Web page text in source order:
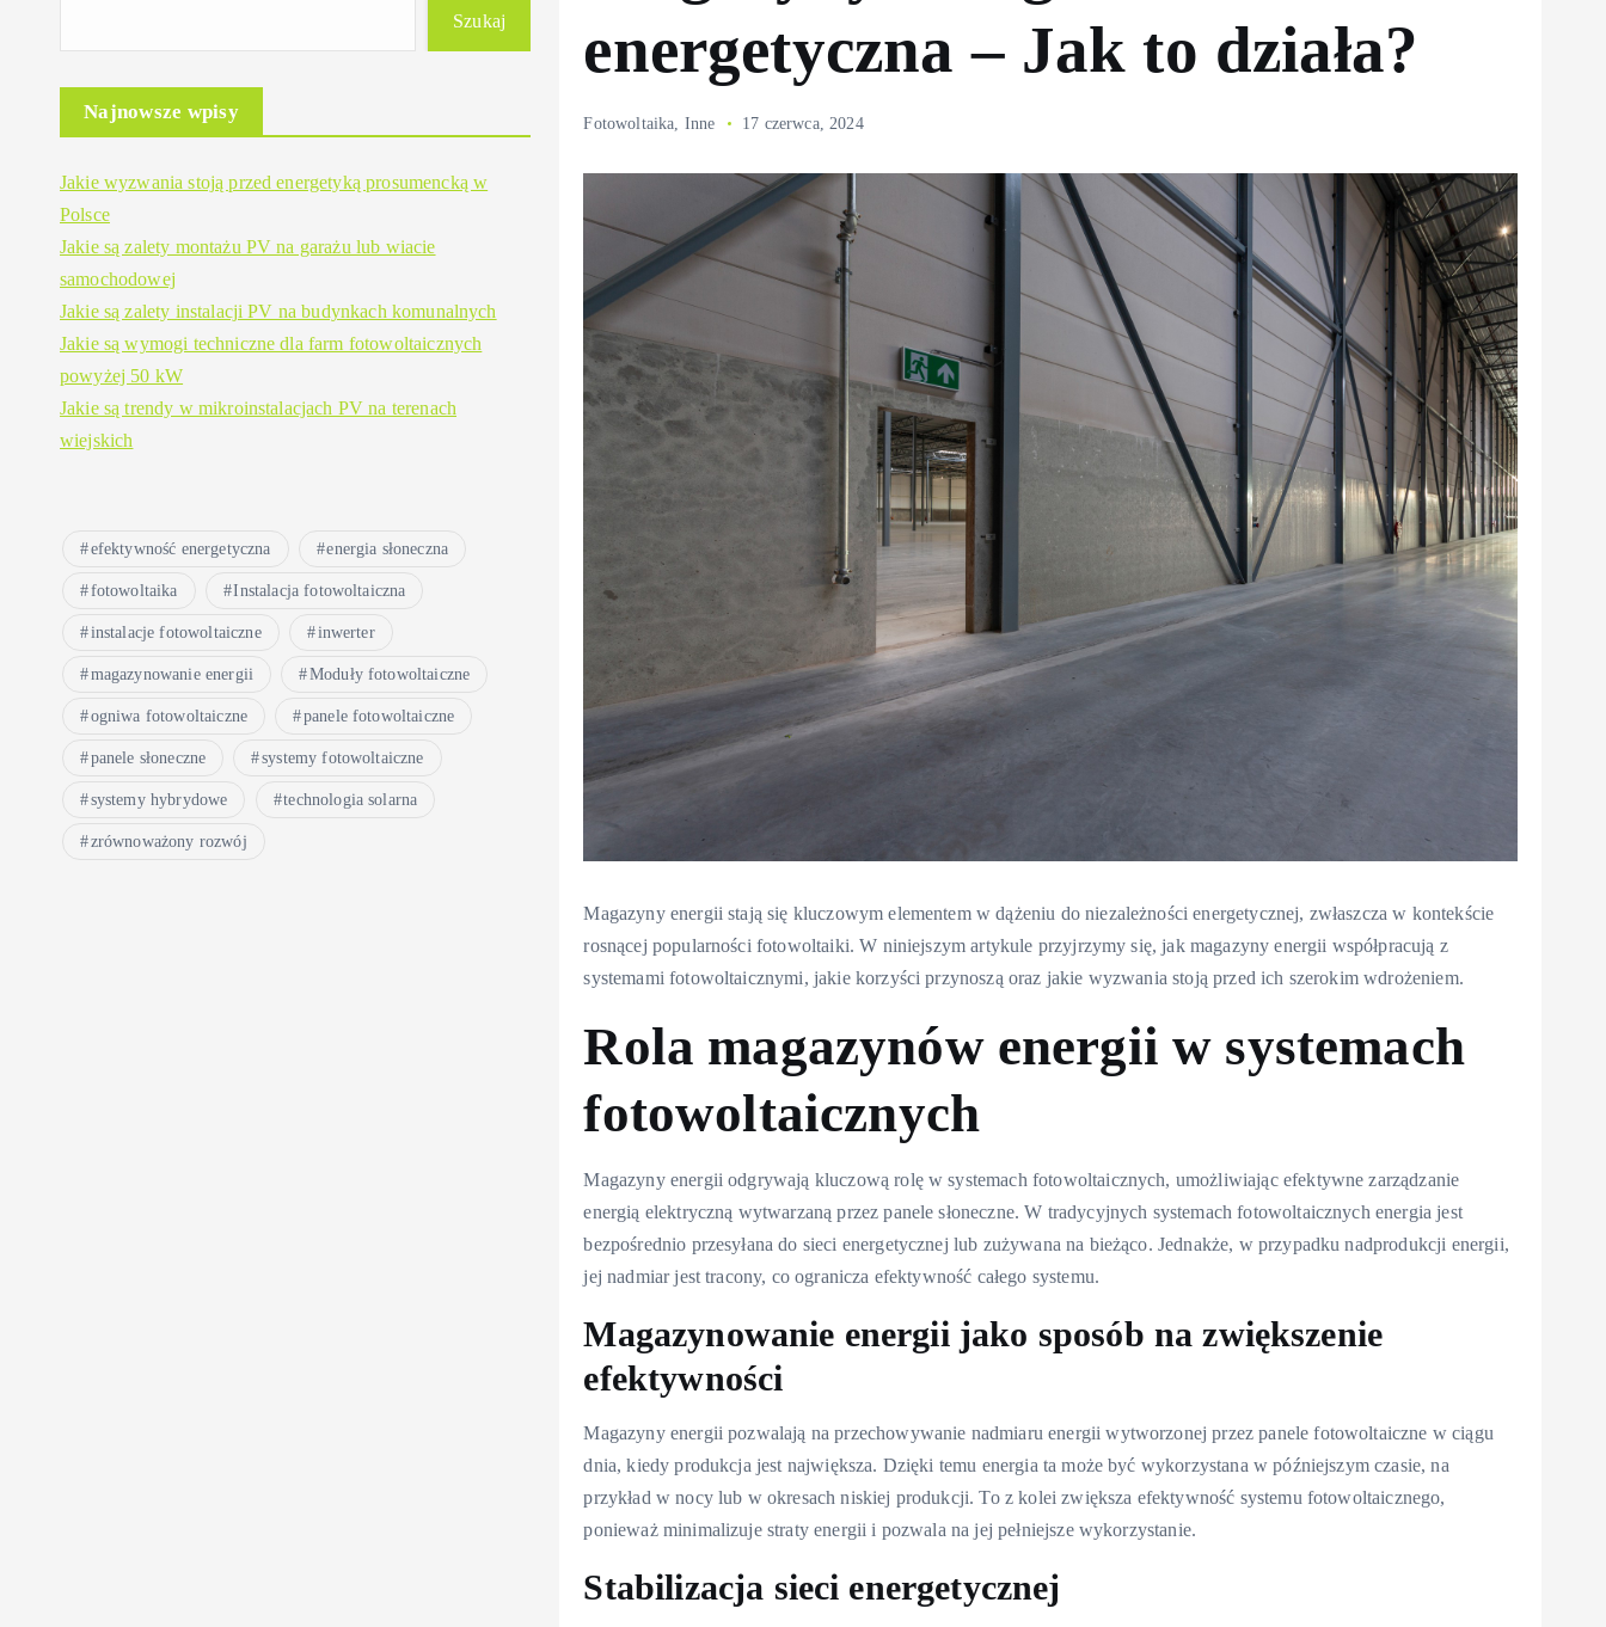
Szukaj
Najnowsze wpisy
Jakie wyzwania stoją przed energetyką prosumencką w
Polsce
Jakie są zalety montażu PV na garażu lub wiacie
samochodowej
Jakie są zalety instalacji PV na budynkach komunalnych
Jakie są wymogi techniczne dla farm fotowoltaicznych
powyżej 50 kW
Jakie są trendy w mikroinstalacjach PV na terenach
wiejskich
efektywność energetyczna energia słoneczna
fotowoltaika Instalacja fotowoltaiczna
instalacje fotowoltaiczne inwerter
magazynowanie energii Moduły fotowoltaiczne
ogniwa fotowoltaiczne panele fotowoltaiczne
panele słoneczne systemy fotowoltaiczne
systemy hybrydowe technologia solarna
zrównoważony rozwój
energetyczna – Jak to działa?
Fotowoltaika, Inne 17 czerwca, 2024
Magazyny energii stają się kluczowym elementem w dążeniu do niezależności energetycznej, zwłaszcza w kontekście
rosnącej popularności fotowoltaiki. W niniejszym artykule przyjrzymy się, jak magazyny energii współpracują z
systemami fotowoltaicznymi, jakie korzyści przynoszą oraz jakie wyzwania stoją przed ich szerokim wdrożeniem.
Rola magazynów energii w systemach
fotowoltaicznych
Magazyny energii odgrywają kluczową rolę w systemach fotowoltaicznych, umożliwiając efektywne zarządzanie
energią elektryczną wytwarzaną przez panele słoneczne. W tradycyjnych systemach fotowoltaicznych energia jest
bezpośrednio przesyłana do sieci energetycznej lub zużywana na bieżąco. Jednakże, w przypadku nadprodukcji energii,
jej nadmiar jest tracony, co ogranicza efektywność całego systemu.
Magazynowanie energii jako sposób na zwiększenie
efektywności
Magazyny energii pozwalają na przechowywanie nadmiaru energii wytworzonej przez panele fotowoltaiczne w ciągu
dnia, kiedy produkcja jest największa. Dzięki temu energia ta może być wykorzystana w późniejszym czasie, na
przykład w nocy lub w okresach niskiej produkcji. To z kolei zwiększa efektywność systemu fotowoltaicznego,
ponieważ minimalizuje straty energii i pozwala na jej pełniejsze wykorzystanie.
Stabilizacja sieci energetycznej